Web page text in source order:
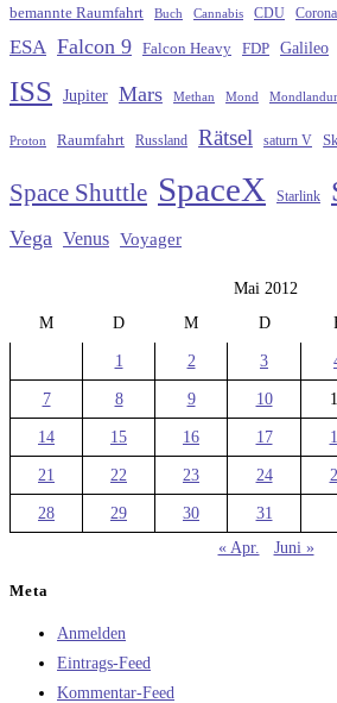
bemannte Raumfahrt Buch Cannabis CDU
ESA Falcon 9 Falcon Heavy FDP Galileo
ISS Jupiter Mars Methan Mond
Proton Raumfahrt Russland Rätsel saturn V
Space Shuttle SpaceX Starlink
Vega Venus Voyager
Mai 2012
M
D M D
1 2 3
7 8 9 10
14 15 16 17
21 22 23 24
28 29 30
31
« Apr.
Juni »
Meta
Anmelden
Eintrags-Feed
Kommentar-Feed